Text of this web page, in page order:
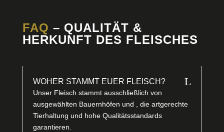
FAQ – QUALITÄT &
HERKUNFT DES FLEISCHES
WOHER STAMMT EUER FLEISCH? L
Unser Fleisch stammt ausschließlich von
ausgewählten Bauernhöfen und , die artgerechte
Tierhaltung und hohe Qualitätsstandards
garantieren.